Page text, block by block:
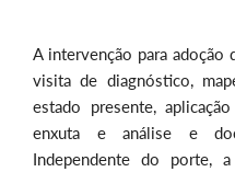
A intervenção para
visita de diagnóstico,
estado presente,
enxuta e análise e
Independente do porte,